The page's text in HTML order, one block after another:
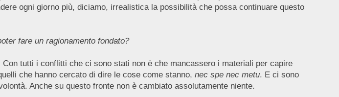
ogni giorno più, diciamo, irrealistica la possibilità che possa continuare questo
fare un ragionamento fondato?
tutti i conflitti che ci sono stati non è che mancassero i materiali per capire
che hanno cercato di dire le cose come stanno, nec spe nec metu. E ci sono
Anche su questo fronte non è cambiato assolutamente niente.